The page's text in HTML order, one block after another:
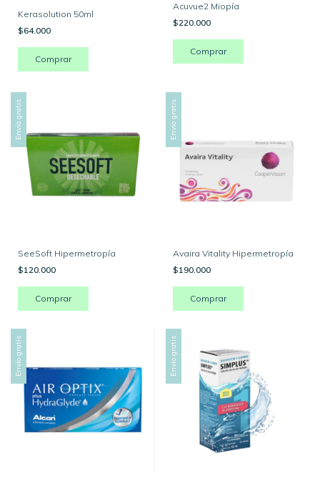
Kerasolution 50ml
$64.000
Acuvue2 Miopía
$220.000
Comprar
Envío gratis
SeeSoft Hipermetropía
$120.000
Comprar
Envío gratis
Avaira Vitality Hipermetropía
$190.000
Comprar
Envío gratis Envío gratis